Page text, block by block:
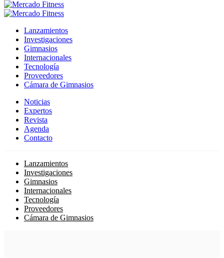
Lanzamientos
Investigaciones
Gimnasios
Internacionales
Tecnología
Proveedores
Cámara de Gimnasios
Noticias
Expertos
Revista
Agenda
Contacto
Lanzamientos
Investigaciones
Gimnasios
Internacionales
Tecnología
Proveedores
Cámara de Gimnasios